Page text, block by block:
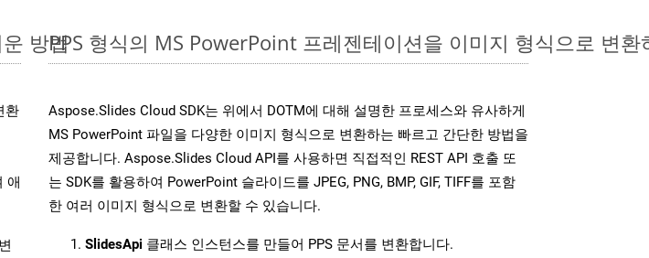
방법
환
애
PPS 형식의 MS PowerPoint 프레젠테이션을 이미지 형식으로 변
Aspose.Slides Cloud SDK는 위에서 DOTM에 대해 설명한 프로세스와 유사하게
MS PowerPoint 파일을 다양한 이미지 형식으로 변환하는 빠르고 간단한 방법을
제공합니다. Aspose.Slides Cloud API를 사용하면 직접적인 REST API 호출 또
는 SDK를 활용하여 PowerPoint 슬라이드를 JPEG, PNG, BMP, GIF, TIFF를 포함
한 여러 이미지 형식으로 변환할 수 있습니다.
SlidesApi 클래스 인스턴스를 만들어 PPS 문서를 변환합니다.